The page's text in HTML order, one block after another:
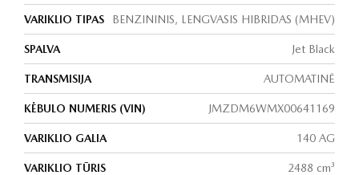
VARIKLIO TIPAS BENZININIS, LENGVASIS HIBRIDAS (MHEV)
SPALVA Jet Black
TRANSMISIJA AUTOMATINĖ
KĖBULO NUMERIS (VIN) JMZDM6WMX00641169
VARIKLIO GALIA 140 AG
VARIKLIO TŪRIS 2488 cm³